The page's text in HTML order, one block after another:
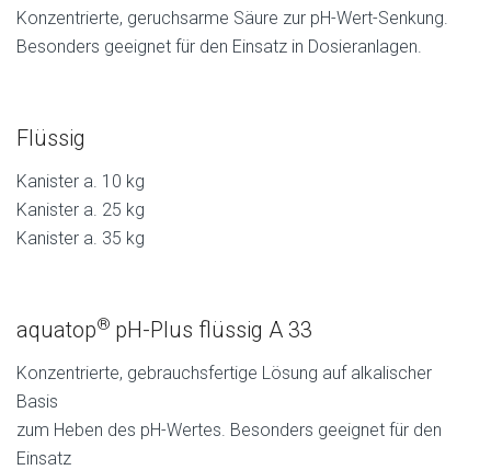
Konzentrierte, geruchsarme Säure zur pH-Wert-Senkung.
Besonders geeignet für den Einsatz in Dosieranlagen.
Flüssig
Kanister a. 10 kg
Kanister a. 25 kg
Kanister a. 35 kg
aquatop® pH-Plus flüssig A 33
Konzentrierte, gebrauchsfertige Lösung auf alkalischer
Basis
zum Heben des pH-Wertes. Besonders geeignet für den
Einsatz